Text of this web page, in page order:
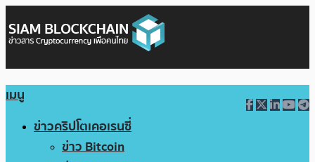
เมนู
ข่าวคริปโตเคอเรนซี่
ข่าว Bitcoin